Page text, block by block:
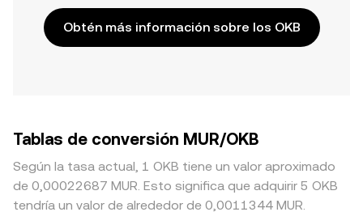
Obtén más información sobre los OKB
Tablas de conversión MUR/OKB
Según la tasa actual, 1 OKB tiene un valor aproximado
de 0,00022687 MUR. Esto significa que adquirir 5 OKB
tendría un valor de alrededor de 0,0011344 MUR.